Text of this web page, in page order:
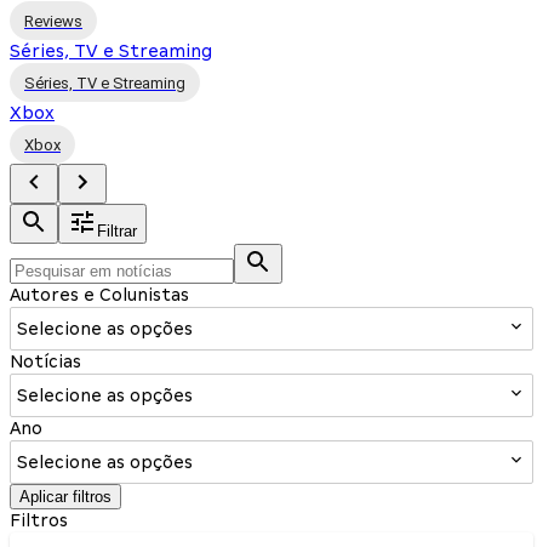
Reviews
Séries, TV e Streaming
Séries, TV e Streaming
Xbox
Xbox
Filtrar
Autores e Colunistas
Selecione as opções
Notícias
Selecione as opções
Ano
Selecione as opções
Aplicar filtros
Filtros